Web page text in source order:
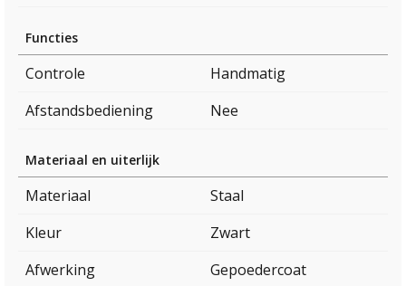
Functies
Controle
Handmatig
Afstandsbediening
Nee
Materiaal en uiterlijk
Materiaal
Staal
Kleur
Zwart
Afwerking
Gepoedercoat